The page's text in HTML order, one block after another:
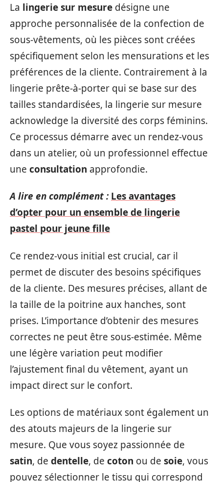
La lingerie sur mesure désigne une
approche personnalisée de la confection de
sous-vêtements, où les pièces sont créées
spécifiquement selon les mensurations et les
préférences de la cliente. Contrairement à la
lingerie prête-à-porter qui se base sur des
tailles standardisées, la lingerie sur mesure
acknowledge la diversité des corps féminins.
Ce processus démarre avec un rendez-vous
dans un atelier, où un professionnel effectue
une consultation approfondie.
A lire en complément : Les avantages
d’opter pour un ensemble de lingerie
pastel pour jeune fille
Ce rendez-vous initial est crucial, car il
permet de discuter des besoins spécifiques
de la cliente. Des mesures précises, allant de
la taille de la poitrine aux hanches, sont
prises. L’importance d’obtenir des mesures
correctes ne peut être sous-estimée. Même
une légère variation peut modifier
l’ajustement final du vêtement, ayant un
impact direct sur le confort.
Les options de matériaux sont également un
des atouts majeurs de la lingerie sur
mesure. Que vous soyez passionnée de
satin, de dentelle, de coton ou de soie, vous
pouvez sélectionner le tissu qui correspond